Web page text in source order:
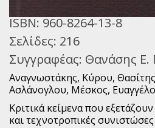
ISBN: 960-8264-13-8
Σελίδες: 216
Συγγραφέας: Θανάσης
Αναγνωστάκης, Κύρου,
Ασλάνογλου, Μέσκος,
Κριτικά κείμενα που
και τεχνοτροπικές